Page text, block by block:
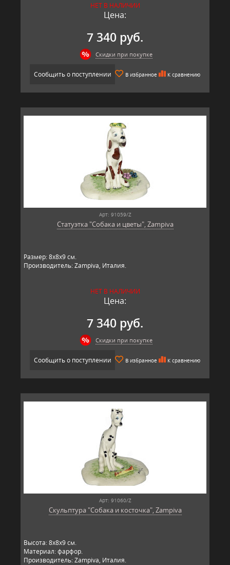
НЕТ В НАЛИЧИИ
Цена:
7 340 руб.
Скидки при покупке
Сообщить о поступлении В избранное К сравнению
Арт: 91059/Z
Статуэтка "Собака и цветы", Zampiva
Размер: 8х8х9 см.
Производитель: Zampiva, Италия.
НЕТ В НАЛИЧИИ
Цена:
7 340 руб.
Скидки при покупке
Сообщить о поступлении В избранное К сравнению
Арт: 91060/Z
Скульптура "Собака и косточка", Zampiva
Высота: 8х8х9 см.
Материал: фарфор.
Производитель: Zampiva, Италия.